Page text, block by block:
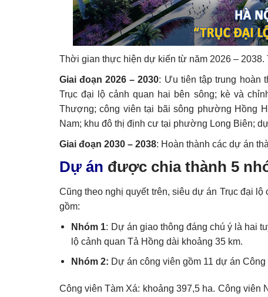
Thời gian thực hiện dự kiến từ năm 2026 – 2038.
Giai đoạn 2026 – 2030: Ưu tiên tập trung hoàn
Trục đại lộ cảnh quan hai bên sông; kè và
Thượng; công viên tại bãi sông phường Hồng
Nam; khu đô thị định cư tại phường Long Biên;
Giai đoạn 2030 – 2038: Hoàn thành các dự án
Dự án được chia thành 5
Cũng theo nghị quyết trên, siêu dự án Trục đại
gồm:
Nhóm 1: Dự án giao thông đáng chú ý là hai
lộ cảnh quan Tả Hồng dài khoảng 35 km.
Nhóm 2: Dự án công viên gồm 11 dự án
Công viên Tàm Xá: khoảng 397,5 ha. Công viên